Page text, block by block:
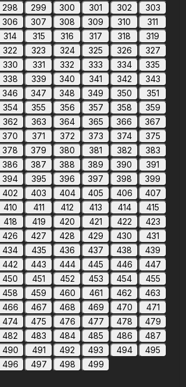
298 299 300 301 302
303
306 307 308 309 310
311
314 315 316 317 318
319
322 323 324 325 326
327
330 331 332 333 334
335
338 339 340 341 342
343
346 347 348 349 350
351
354 355 356 357 358
359
362 363 364 365 366
367
370 371 372 373 374
375
378 379 380 381 382
383
386 387 388 389 390
391
394 395 396 397 398
399
402 403 404 405 406
407
410 411 412 413 414
415
418 419 420 421 422
423
426 427 428 429 430
431
434 435 436 437 438
439
442 443 444 445 446
447
450 451 452 453 454
455
458 459 460 461 462
463
466 467 468 469 470
471
474 475 476 477 478
479
482 483 484 485 486
487
490 491 492 493 494
495
496
497 498 499